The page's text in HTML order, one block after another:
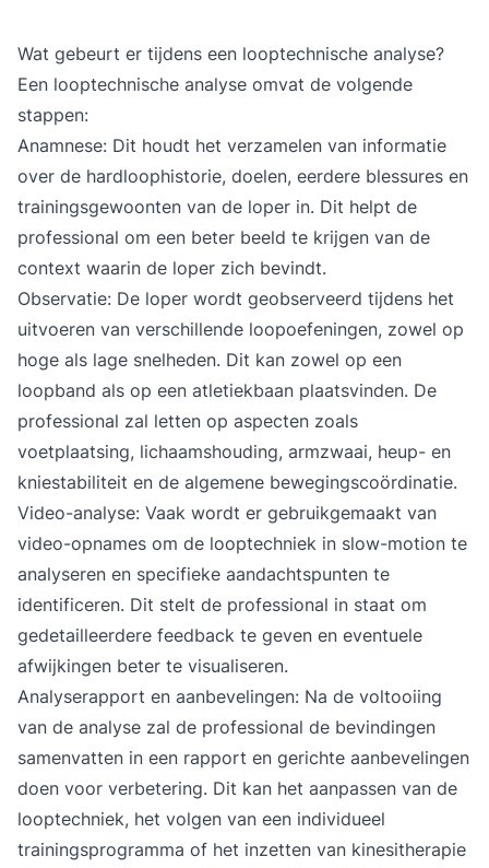
Wat gebeurt er tijdens een looptechnische analyse?
Een looptechnische analyse omvat de volgende
stappen:
Anamnese: Dit houdt het verzamelen van informatie
over de hardloophistorie, doelen, eerdere blessures en
trainingsgewoonten van de loper in. Dit helpt de
professional om een beter beeld te krijgen van de
context waarin de loper zich bevindt.
Observatie: De loper wordt geobserveerd tijdens het
uitvoeren van verschillende loopoefeningen, zowel op
hoge als lage snelheden. Dit kan zowel op een
loopband als op een atletiekbaan plaatsvinden. De
professional zal letten op aspecten zoals
voetplaatsing, lichaamshouding, armzwaai, heup- en
kniestabiliteit en de algemene bewegingscoördinatie.
Video-analyse: Vaak wordt er gebruikgemaakt van
video-opnames om de looptechniek in slow-motion te
analyseren en specifieke aandachtspunten te
identificeren. Dit stelt de professional in staat om
gedetailleerdere feedback te geven en eventuele
afwijkingen beter te visualiseren.
Analyserapport en aanbevelingen: Na de voltooiing
van de analyse zal de professional de bevindingen
samenvatten in een rapport en gerichte aanbevelingen
doen voor verbetering. Dit kan het aanpassen van de
looptechniek, het volgen van een individueel
trainingsprogramma of het inzetten van kinesitherapie